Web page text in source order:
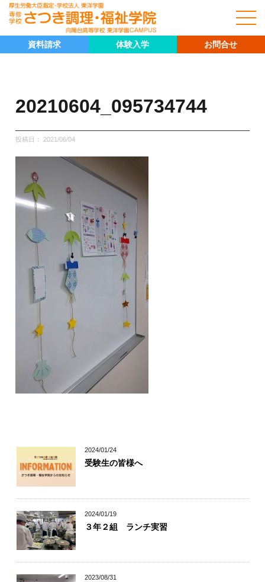
キャリア科
キャリア科の紹介
キャリア科の学び
幅広い学び
自信が付けられる
個別指導
資料請求 体験入学 お問合せ
20210604_095734744
投稿日： 2021/06/04
2024/01/24
受験生の皆様へ
2024/01/19
３年２組 ランチ実習
2023/08/31